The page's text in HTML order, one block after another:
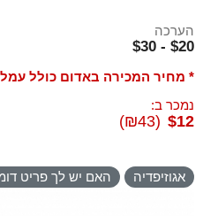
הערכה
$20 - $30
* מחיר המכירה באדום כולל
נמכר ב:
$12
(₪43)
אגוזיפדיה האם יש לך פריט